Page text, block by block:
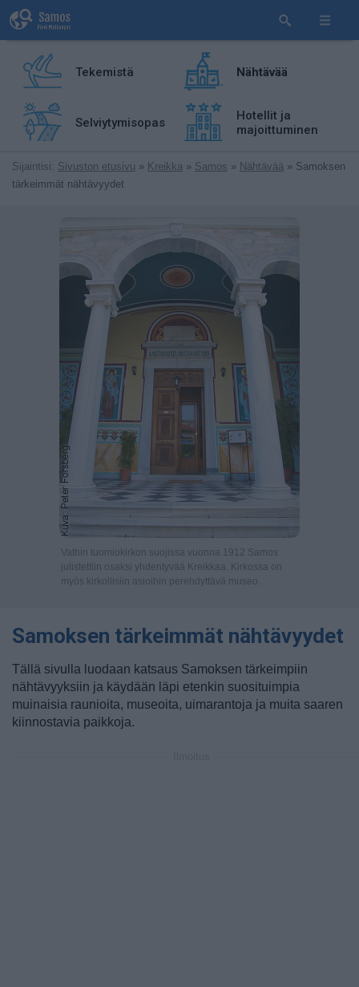
Tekemistä Nähtävää
Selviytymisopas
Hotellit ja
majoittuminen
Sijaintisi: Sivuston etusivu » Kreikka » Samos » Nähtävää » Samoksen
tärkeimmät nähtävyydet
Vathin tuomiokirkon suojissa vuonna 1912 Samos
julistettiin osaksi yhdentyvää Kreikkaa. Kirkossa on
myös kirkollisiin asioihin perehdyttävä museo.
Samoksen tärkeimmät nähtävyydet
Tällä sivulla luodaan katsaus Samoksen tärkeimpiin
nähtävyyksiin ja käydään läpi etenkin suosituimpia
muinaisia raunioita, museoita, uimarantoja ja muita saaren
kiinnostavia paikkoja.